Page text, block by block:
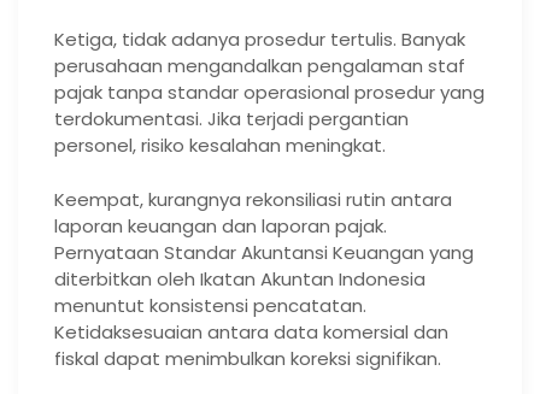
Ketiga, tidak adanya prosedur tertulis. Banyak
perusahaan mengandalkan pengalaman staf
pajak tanpa standar operasional prosedur yang
terdokumentasi. Jika terjadi pergantian
personel, risiko kesalahan meningkat.
Keempat, kurangnya rekonsiliasi rutin antara
laporan keuangan dan laporan pajak.
Pernyataan Standar Akuntansi Keuangan yang
diterbitkan oleh Ikatan Akuntan Indonesia
menuntut konsistensi pencatatan.
Ketidaksesuaian antara data komersial dan
fiskal dapat menimbulkan koreksi signifikan.